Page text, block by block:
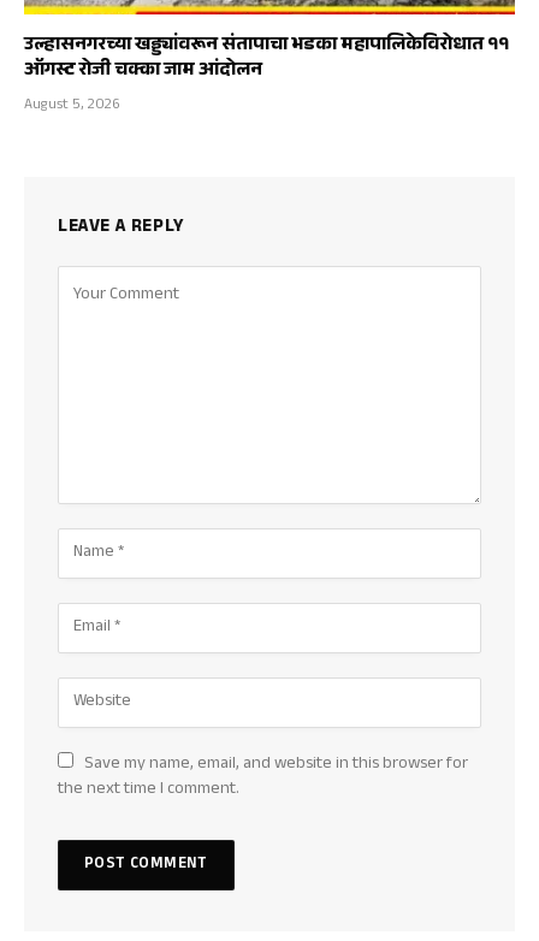
उल्हासनगरच्या खड्ड्यांवरून संतापाचा भडका महापालिकेविरोधात ११
ऑगस्ट रोजी चक्का जाम आंदोलन
August 5, 2026
LEAVE A REPLY
Save my name, email, and website in this browser for
the next time I comment.